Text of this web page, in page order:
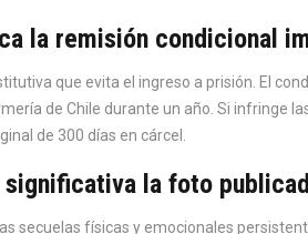
la remisión condicional
que evita el ingreso a prisión. El
de Chile durante un año. Si infringe
de 300 días en cárcel.
significativa la foto
secuelas físicas y emocionales